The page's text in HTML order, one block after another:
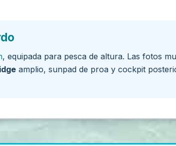
, equipada para pesca de altura. Las fotos
amplio, sunpad de proa y cockpit